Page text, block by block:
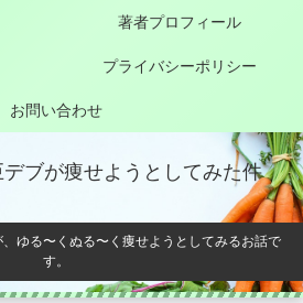
ブが痩せようとしてみた件
ゆる〜くぬる〜く痩せようとしてみるお話で
す。
著者プロフィール
プライバシーポリシー
お問い合わせ